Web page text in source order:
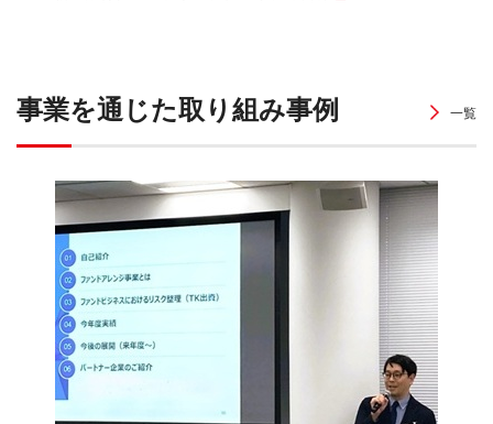
一覧
事業を通じた取り組み事例